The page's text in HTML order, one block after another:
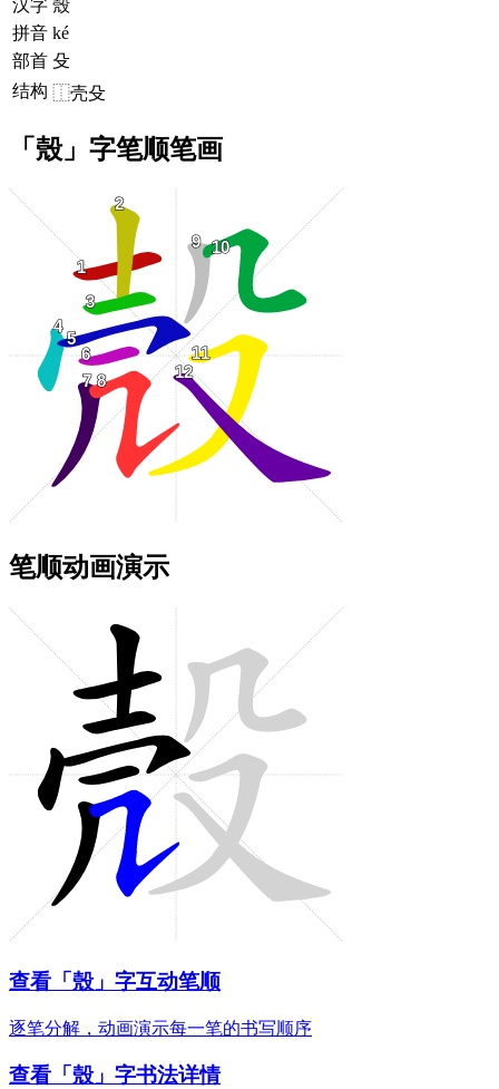
汉字 殼
拼音 ké
部首 殳
结构 ⿰壳殳
「殼」字笔顺笔画
笔顺动画演示
查看「殼」字互动笔顺
逐笔分解，动画演示每一笔的书写顺序
查看「殼」字书法详情